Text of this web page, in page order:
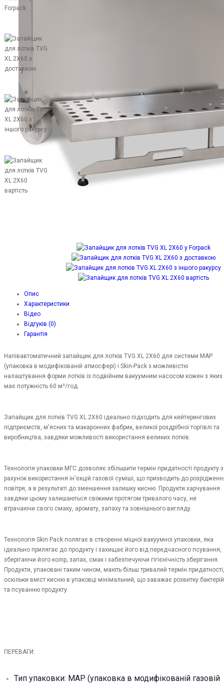
Опис
Характеристики
Відео
Відгуків (0)
Гарантія
Напівавтоматичний запайщик для лотків TVG XL 2X60 для системи MAP
(упаковка в модифікованій атмосфері) і Skin-Pack з можливістю
налаштування форми лотків із подвійним вакуумним насосом кожен з яких
має потужність 60 м³/год.
Запайщик для лотків TVG XL 2X60 ідеально підходить для кейтерингових
підприємств, м'ясних та макаронних фабрик, великої роздрібної торгівлі та
виробництва, завдяки можливості використання великих лотків.
Технологія упаковки МГС дозволяє збільшити термін придатності продукту
рахунок використання ін'єкцій газової суміші, що призводить до
повітря, а в результаті до зменшення залишку кисню. Продукти харчування
завдяки цьому залишаються свіжими протягом тривалого часу, не
втрачаючи свого смаку, аромату, запаху та зовнішнього вигляду.
Технологія Skin Pack полягає в створенні міцної вакуумної упаковки, яка
ідеально прилягає до продукту і захищає його від передчасного псування,
зберігаючи його колір, запах, смак і забезпечуючи гігієнічність зберігання.
Продукти, упаковані таким чином, мають більш тривалий термін придатності,
оскільки вміст кисню в упаковці мінімальний, що заважає розвитку бактерій
та псуванню продукту.
ПЕРЕВАГИ:
Тип упаковки: MAP (упаковка в модифікованій газовій